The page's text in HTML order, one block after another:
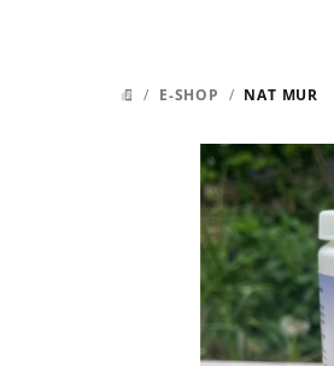
DOMŮ
/ E-SHOP / NAT MUR